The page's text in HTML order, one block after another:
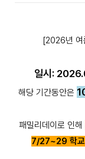
[2026년 여
일시:
해당 기간동안은
패밀리데이로 인해
7/27~29 학교